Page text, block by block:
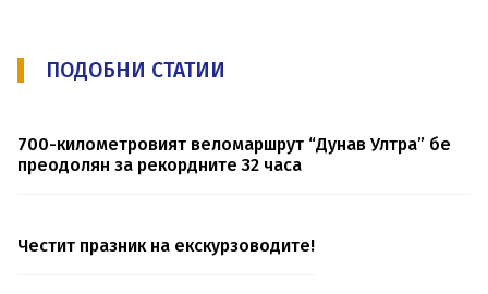
ПОДОБНИ СТАТИИ
700-километровият веломаршрут “Дунав Ултра” бе
преодолян за рекордните 32 часа
Честит празник на екскурзоводите!